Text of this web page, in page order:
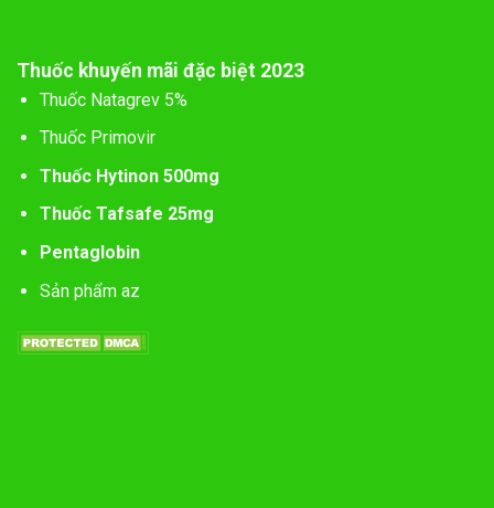
Thuốc khuyến mãi đặc biệt 2023
Thuốc Natagrev 5%
Thuốc Primovir
Thuốc Hytinon 500mg
Thuốc Tafsafe 25mg
Pentaglobin
Sản phẩm az